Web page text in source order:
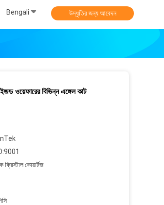
Bengali উদ্ধৃতির জন্য আবেদন
ওয়েফারের বিভিন্ন এঙ্গেল কাট
ক্রিস্টাল কোয়ার্টজ